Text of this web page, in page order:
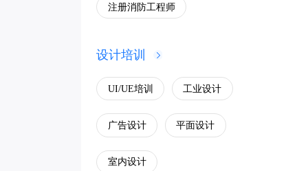
注册消防工程师
设计培训
UI/UE培训 工业设计
广告设计 平面设计
室内设计